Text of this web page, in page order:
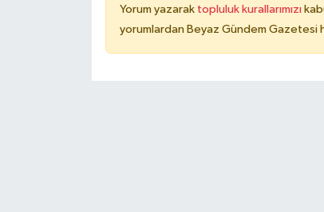
Yorum yazarak topluluk kurallarımızı
yorumlardan Beyaz Gündem Gazetesi